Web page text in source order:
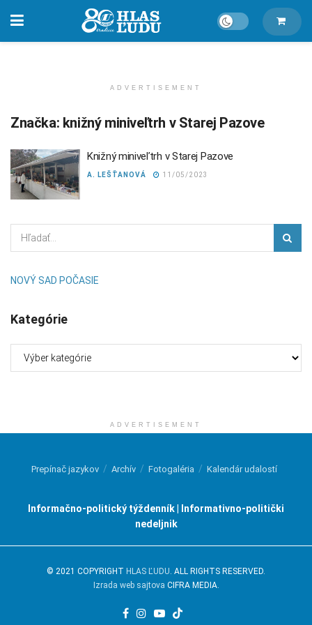
ADVERTISEMENT
Značka: knižný miniveľtrh v Starej Pazove
Knižný miniveľtrh v Starej Pazove
A. LEŠŤANOVÁ 11/05/2023
NOVÝ SAD POČASIE
Kategórie
ADVERTISEMENT
Prepínač jazykov Archív Fotogaléria Kalendár udalostí
Informačno-politický týždenník | Informativno-politički
nedeljnik
© 2021 COPYRIGHT HLAS ĽUDU . ALL RIGHTS RESERVED.
Izrada web sajtova CIFRA MEDIA.